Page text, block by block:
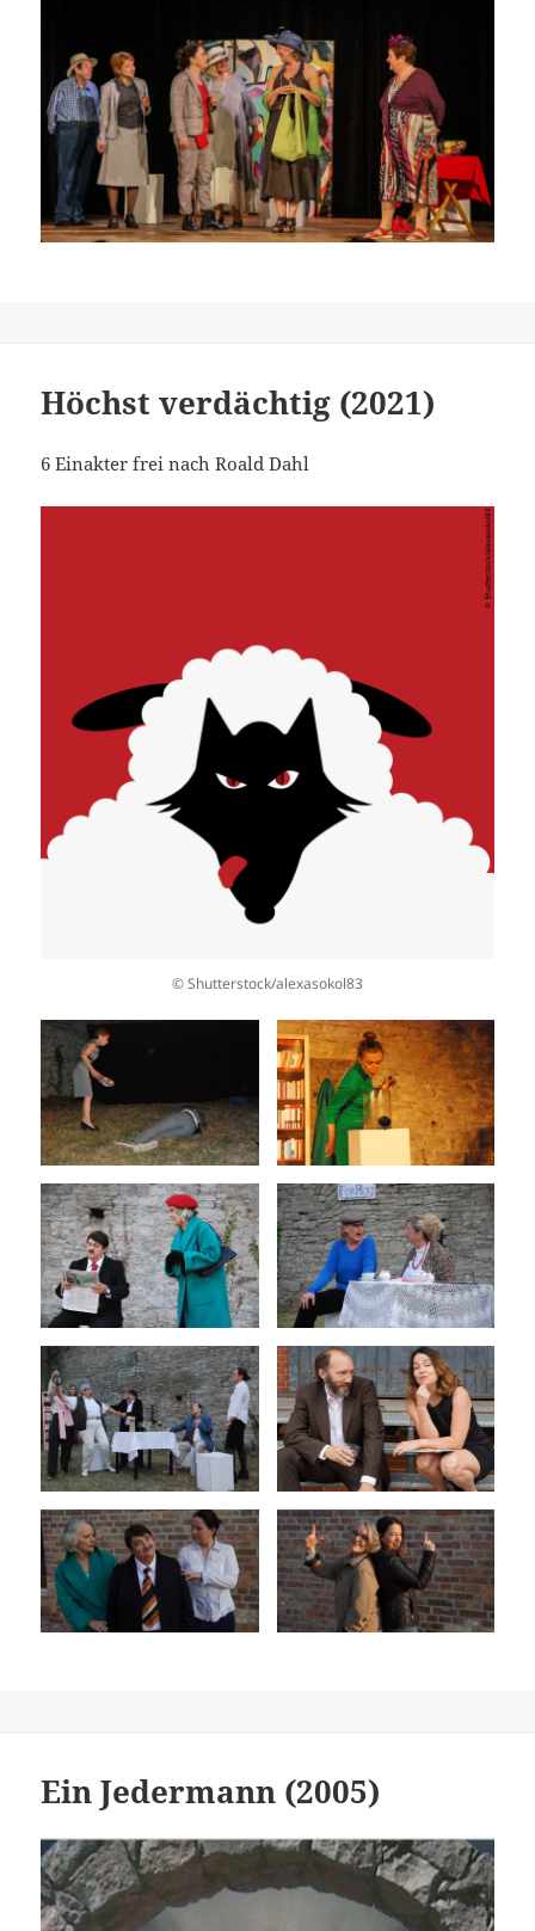
Höchst verdächtig (2021)
6 Einakter frei nach Roald Dahl
© Shutterstock/alexasokol83
Ein Jedermann (2005)